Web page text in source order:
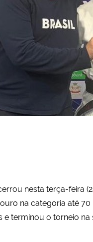
nesta terça-feira
na categoria até 70
e terminou o torneio